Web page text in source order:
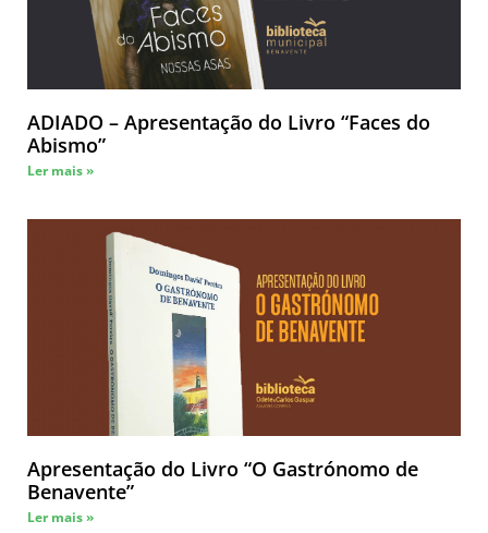
ADIADO – Apresentação do Livro “Faces do
Abismo”
Ler mais »
Apresentação do Livro “O Gastrónomo de
Benavente”
Ler mais »